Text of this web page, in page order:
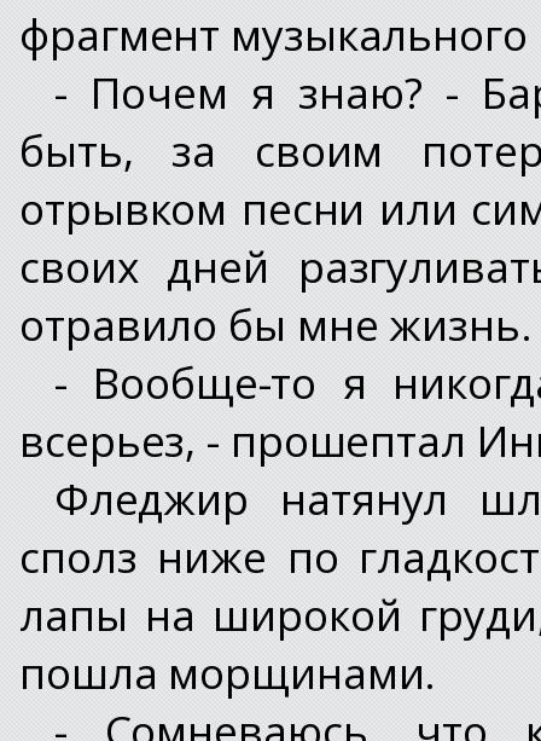
фрагмент
- Почем я знаю? -
быть, за своим
отрывком песни или
своих дней
отравило бы мне жизнь.
- Вообще-то я
всерьез, - прошептал
Фледжир натянул
сполз ниже по
лапы на широкой
пошла морщинами.